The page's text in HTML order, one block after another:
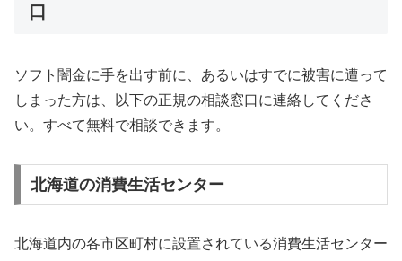
口
ソフト闇金に手を出す前に、あるいはすでに被害に遭って
しまった方は、以下の正規の相談窓口に連絡してくださ
い。すべて無料で相談できます。
北海道の消費生活センター
北海道内の各市区町村に設置されている消費生活センター